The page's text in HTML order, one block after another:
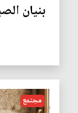
بنيان
مجتمع